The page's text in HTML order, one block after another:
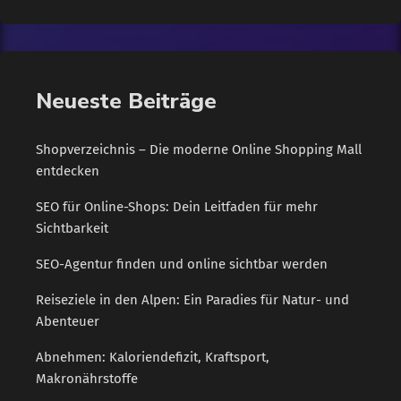
Sie ist für Laien ohnehin nicht zwingend […]
Neueste Beiträge
Shopverzeichnis – Die moderne Online Shopping Mall
entdecken
SEO für Online-Shops: Dein Leitfaden für mehr
Sichtbarkeit
SEO-Agentur finden und online sichtbar werden
Reiseziele in den Alpen: Ein Paradies für Natur- und
Abenteuer
Abnehmen: Kaloriendefizit, Kraftsport,
Makronährstoffe